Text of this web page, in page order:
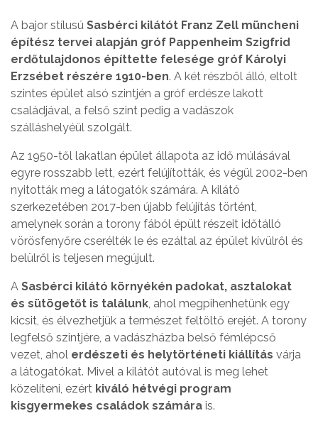
A bajor stílusú Sasbérci kilátót Franz Zell müncheni
építész tervei alapján gróf Pappenheim Szigfrid
erdőtulajdonos építtette felesége gróf Károlyi
Erzsébet részére 1910-ben. A két részből álló, eltolt
szintes épület alsó szintjén a gróf erdésze lakott
családjával, a felső szint pedig a vadászok
szálláshelyéül szolgált.
Az 1950-től lakatlan épület állapota az idő múlásával
egyre rosszabb lett, ezért felújították, és végül 2002-ben
nyitották meg a látogatók számára. A kilátó
szerkezetében 2017-ben újabb felújítás történt,
amelynek során a torony fából épült részeit időtálló
vörösfenyőre cserélték le és ezáltal az épület kívülről és
belülről is teljesen megújult.
A Sasbérci kilátó környékén padokat, asztalokat
és sütögetőt is találunk, ahol megpihenhetünk egy
kicsit, és élvezhetjük a természet feltöltő erejét. A torony
legfelső szintjére, a vadászházba belső fémlépcső
vezet, ahol erdészeti és helytörténeti kiállítás várja
a látogatókat. Mivel a kilátót autóval is meg lehet
közelíteni, ezért kiváló hétvégi program
kisgyermekes családok számára is.